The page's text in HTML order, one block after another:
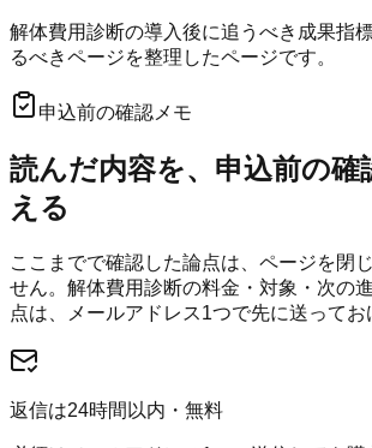
解体費用診断の導入後に追うべき成果指
るべきページを整理したページです。
申込前の確認メモ
読んだ内容を、申込前の確
える
ここまでで確認した論点は、ページを閉
せん。 解体費用診断の料金・対象・次の
点は、メールアドレス1つで先に送ってお
返信は24時間以内・無料